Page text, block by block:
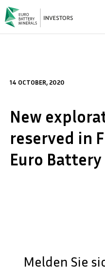
14 OCTOBER, 2020
New
reserved in
Euro Battery
Melden Sie